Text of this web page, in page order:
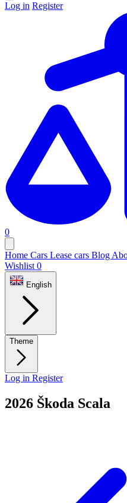
Log in Register
0
Home Cars Lease cars Blog
Wishlist 0
English
Theme
Log in Register
2026 Škoda Scala